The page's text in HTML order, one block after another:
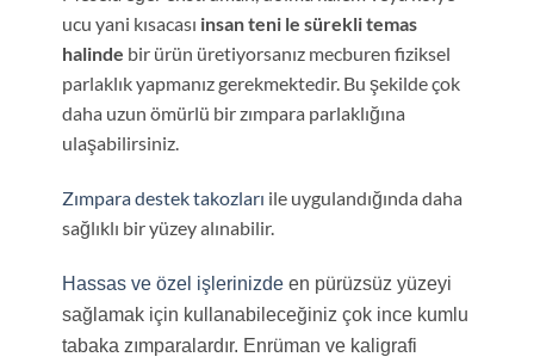
ucu yani kısacası insan teni le sürekli temas
halinde bir ürün üretiyorsanız mecburen fiziksel
parlaklık yapmanız gerekmektedir. Bu şekilde çok
daha uzun ömürlü bir zımpara parlaklığına
ulaşabilirsiniz.
Zımpara destek takozları ile uygulandığında daha
sağlıklı bir yüzey alınabilir.
Hassas ve özel işlerinizde en pürüzsüz yüzeyi
sağlamak için kullanabileceğiniz çok ince kumlu
tabaka zımparalardır. Enrüman ve kaligrafi